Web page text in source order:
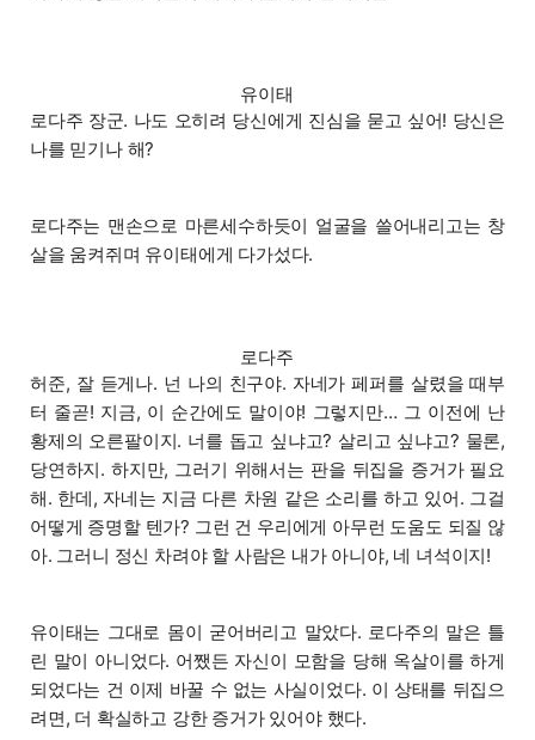
유이태
로다주 장군. 나도 오히려 당신에게 진심을 묻고 싶어! 당신은
나를 믿기나 해?
로다주는 맨손으로 마른세수하듯이 얼굴을 쓸어내리고는 창
살을 움켜쥐며 유이태에게 다가섰다.
로다주
허준, 잘 듣게나. 넌 나의 친구야. 자네가 페퍼를 살렸을 때부
터 줄곧! 지금, 이 순간에도 말이야! 그렇지만… 그 이전에 난
황제의 오른팔이지. 너를 돕고 싶냐고? 살리고 싶냐고? 물론,
당연하지. 하지만, 그러기 위해서는 판을 뒤집을 증거가 필요
해. 한데, 자네는 지금 다른 차원 같은 소리를 하고 있어. 그걸
어떻게 증명할 텐가? 그런 건 우리에게 아무런 도움도 되질 않
아. 그러니 정신 차려야 할 사람은 내가 아니야, 네 녀석이지!
유이태는 그대로 몸이 굳어버리고 말았다. 로다주의 말은 틀
린 말이 아니었다. 어쨌든 자신이 모함을 당해 옥살이를 하게
되었다는 건 이제 바꿀 수 없는 사실이었다. 이 상태를 뒤집으
려면, 더 확실하고 강한 증거가 있어야 했다.